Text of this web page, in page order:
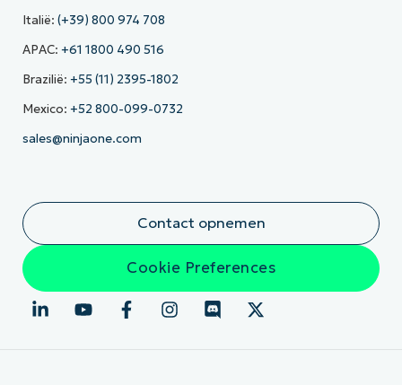
Italië: (+39) 800 974 708
APAC: +61 1800 490 516
Brazilië: +55 (11) 2395-1802
Mexico: +52 800-099-0732
sales@ninjaone.com
Contact opnemen
Cookie Preferences